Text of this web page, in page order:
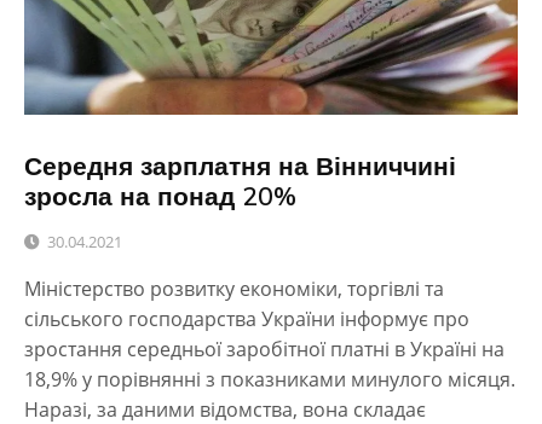
Середня зарплатня на Вінниччині
зросла на понад 20%
30.04.2021
Міністерство розвитку економіки, торгівлі та
сільського господарства України інформує про
зростання середньої заробітної платні в Україні на
18,9% у порівнянні з показниками минулого місяця.
Наразі, за даними відомства, вона складає